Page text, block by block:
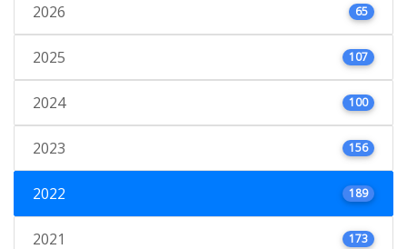
2026 65
2025 107
2024 100
2023 156
2022 189
2021 173